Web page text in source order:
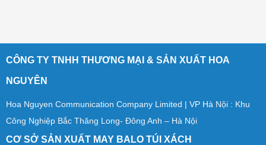
CÔNG TY TNHH THƯƠNG MẠI & SẢN XUẤT HOA
NGUYÊN
Hoa Nguyen Communication Company Limited | VP Hà Nội : Khu
Công Nghiệp Bắc Thăng Long- Đông Anh – Hà Nội
CƠ SỞ SẢN XUẤT MAY BALO TÚI XÁCH